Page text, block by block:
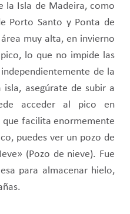
la Isla de Madeira, como
Porto Santo y Ponta de
muy alta, en invierno
lo que no impide las
de la
asegúrate de subir a
acceder al pico en
facilita enormemente
puedes ver un pozo de
(Pozo de nieve). Fue
para almacenar hielo,